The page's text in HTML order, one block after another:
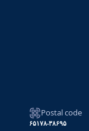
Postal code
۶۵۱۷۸-۳۸۶۹۵